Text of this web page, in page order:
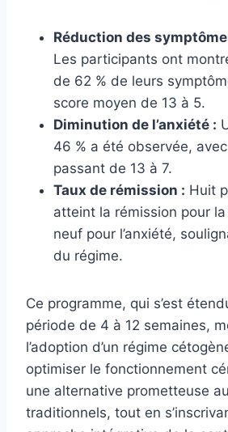
Réduction des
Les participants ont
de 62 % de leurs
score moyen de 13 à 5.
Diminution de l’anxiété :
46 % a été observée,
passant de 13 à 7.
Taux de rémission : Huit
atteint la rémission pour
neuf pour l’anxiété,
du régime.
Ce programme, qui s’est
période de 4 à 12 semaines,
l’adoption d’un régime
optimiser le fonctionnement
une alternative prometteuse
traditionnels, tout en